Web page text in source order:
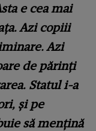
e cea mai
Azi copiii
Azi
de părinți
Statul i-a
și pe
să mențină